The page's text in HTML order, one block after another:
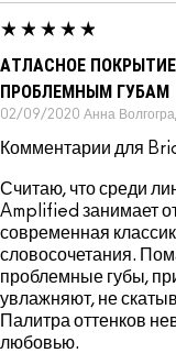
АТЛАСНОЕ
ПРОБЛЕМНЫМ ГУБАМ
02/09/2020 Анна
Комментарии для
Считаю, что среди
Amplified занимает
современная
словосочетания.
проблемные губы,
увлажняют, не
Палитра оттенков
любовью.